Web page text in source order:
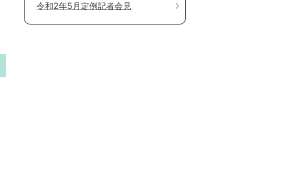
令和2年5月定例記者会見